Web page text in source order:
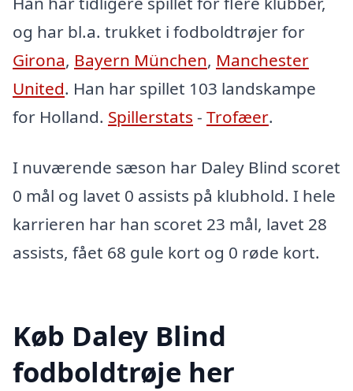
og har bl.a. trukket i fodboldtrøjer for
Girona, Bayern München, Manchester
United. Han har spillet 103 landskampe
for Holland. Spillerstats - Trofæer.
I nuværende sæson har Daley Blind scoret
0 mål og lavet 0 assists på klubhold. I hele
karrieren har han scoret 23 mål, lavet 28
assists, fået 68 gule kort og 0 røde kort.
Køb Daley Blind
fodboldtrøje her